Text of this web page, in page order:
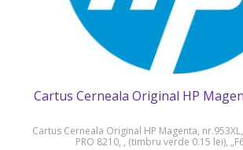
Cartus Cerneala Original HP
Cartus Cerneala Original HP Magenta, nr.953XL,
PRO 8210, , (timbru verde 0.15 lei),